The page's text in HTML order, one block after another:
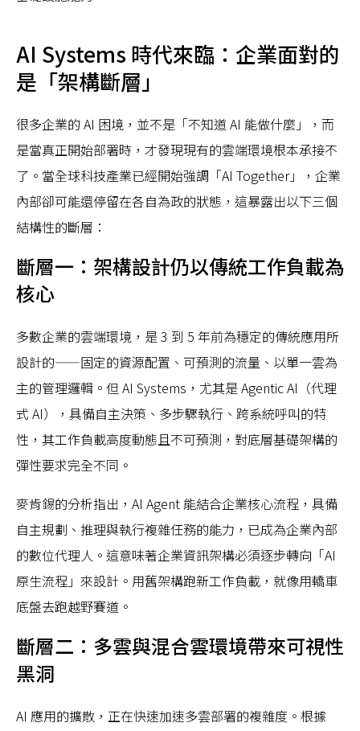
AI Systems 時代來臨：企業面對的
是「架構斷層」
很多企業的 AI 困境，並不是「不知道 AI 能做什麼」，而
是當真正開始部署時，才發現現有的雲端環境根本承接不
了。當全球科技產業已經開始強調「AI Together」，企業
內部卻可能還停留在各自為政的狀態，這暴露出以下三個
結構性的斷層：
斷層一：架構設計仍以傳統工作負載為
核心
多數企業的雲端環境，是 3 到 5 年前為穩定的傳統應用所
設計的——固定的資源配置、可預測的流量、以單一雲為
主的管理邏輯。但 AI Systems，尤其是 Agentic AI（代理
式 AI），具備自主決策、多步驟執行、跨系統呼叫的特
性，其工作負載高度動態且不可預測，對底層基礎架構的
彈性要求完全不同。
麥肯錫的分析指出，AI Agent 能結合企業核心流程，具備
自主規劃、推理與執行複雜任務的能力，已成為企業內部
的數位代理人。這意味著企業資訊架構必須逐步轉向「AI
原生流程」來設計。用舊架構跑新工作負載，就像用轎車
底盤去跑越野賽道。
斷層二：多雲與混合雲環境帶來可視性
黑洞
AI 應用的擴散，正在快速加速多雲部署的複雜度。根據